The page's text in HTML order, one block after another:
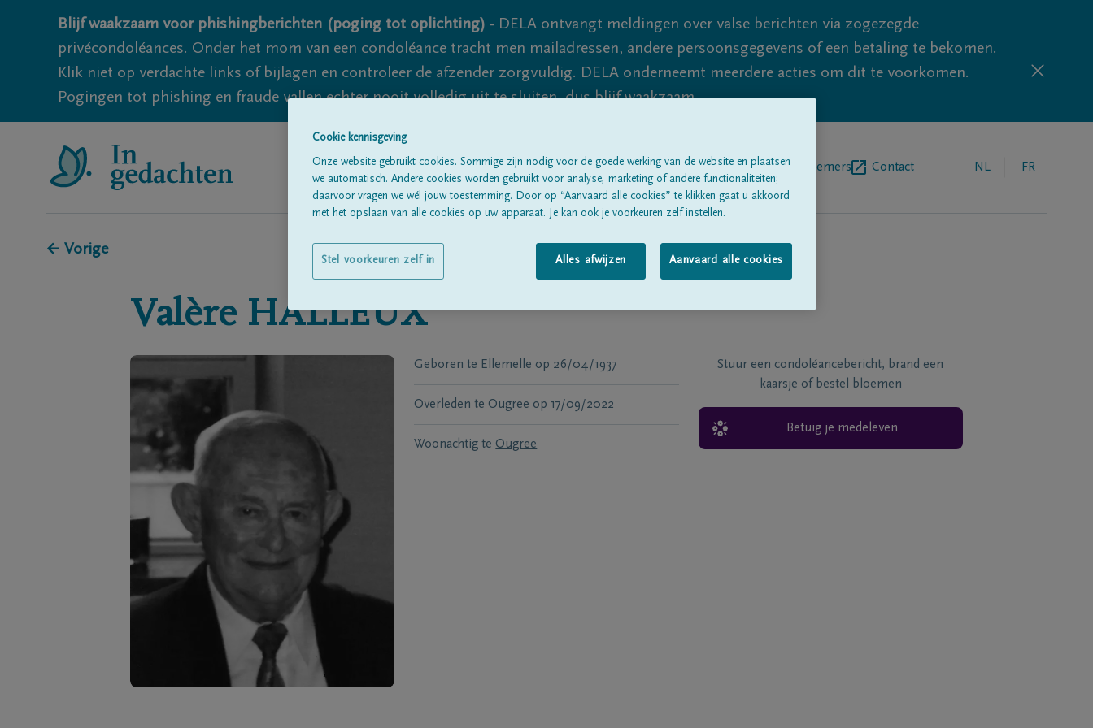
Blijf waakzaam voor phishingberichten (poging tot oplichting) - DELA ontvangt meldingen over valse berichten via zogezegde
privécondoléances. Onder het mom van een condoléance tracht men mailadressen, andere persoonsgegevens of een betaling te bekomen.
Klik niet op verdachte links of bijlagen en controleer de afzender zorgvuldig. DELA onderneemt meerdere acties om dit te voorkomen.
Pogingen tot phishing en fraude vallen echter nooit volledig uit te sluiten, dus blijf waakzaam.
Alle rouwberichtenOver onsBegrafenisondernemers Contact NL FR
← Vorige
Valère HALLEUX
Geboren te Ellemelle op 26/04/1937
Overleden te Ougree op 17/09/2022
Woonachtig te Ougree
Stuur een condoléancebericht, brand een
kaarsje of bestel bloemen
Betuig je medeleven
Cookie kennisgeving
Onze website gebruikt cookies. Sommige zijn nodig voor de goede werking van de website en plaatsen
we automatisch. Andere cookies worden gebruikt voor analyse, marketing of andere functionaliteiten;
daarvoor vragen we wél jouw toestemming. Door op “Aanvaard alle cookies” te klikken gaat u akkoord
met het opslaan van alle cookies op uw apparaat. Je kan ook je voorkeuren zelf instellen.
Alles afwijzen Aanvaard alle cookies
Stel voorkeuren zelf in